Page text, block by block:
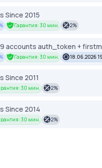
Since 2015
Гарантия: 30 мин. 2%
accounts auth_token +
Гарантия: 30 мин. 18.06.2026
Since 2011
30 мин. 2%
Since 2014
30 мин. 2%